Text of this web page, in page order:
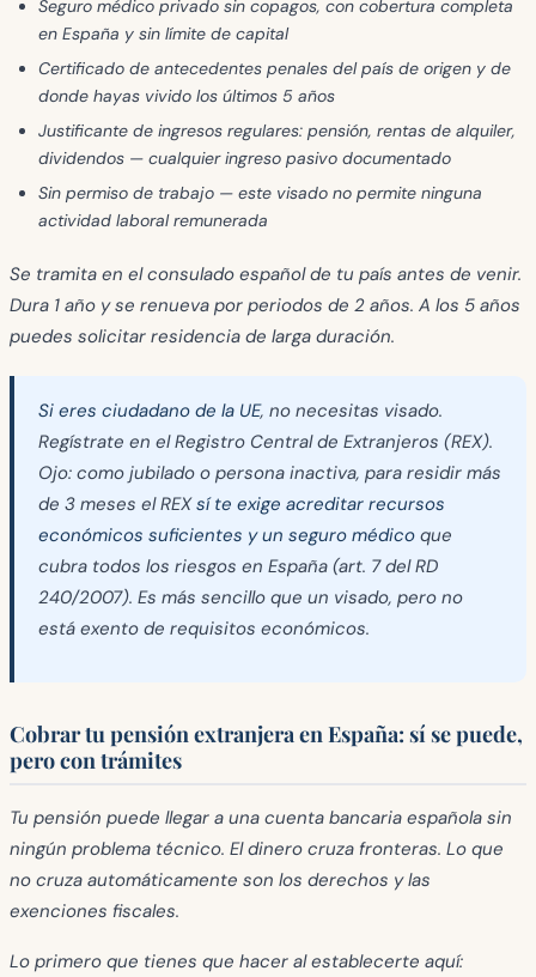
Seguro médico privado sin copagos, con cobertura completa
en España y sin límite de capital
Certificado de antecedentes penales del país de origen y de
donde hayas vivido los últimos 5 años
Justificante de ingresos regulares: pensión, rentas de alquiler,
dividendos — cualquier ingreso pasivo documentado
Sin permiso de trabajo — este visado no permite ninguna
actividad laboral remunerada
Se tramita en el consulado español de tu país antes de venir.
Dura 1 año y se renueva por periodos de 2 años. A los 5 años
puedes solicitar residencia de larga duración.
Si eres ciudadano de la UE, no necesitas visado.
Regístrate en el Registro Central de Extranjeros (REX).
Ojo: como jubilado o persona inactiva, para residir más
de 3 meses el REXsí te exige acreditar recursos
económicos suficientes y un seguro médico que
cubra todos los riesgos en España (art. 7 del RD
240/2007). Es más sencillo que un visado, pero no
está exento de requisitos económicos.
Cobrar tu pensión extranjera en España: sí se puede,
pero con trámites
Tu pensión puede llegar a una cuenta bancaria española sin
ningún problema técnico. El dinero cruza fronteras. Lo que
no cruza automáticamente son los derechos y las
exenciones fiscales.
Lo primero que tienes que hacer al establecerte aquí: